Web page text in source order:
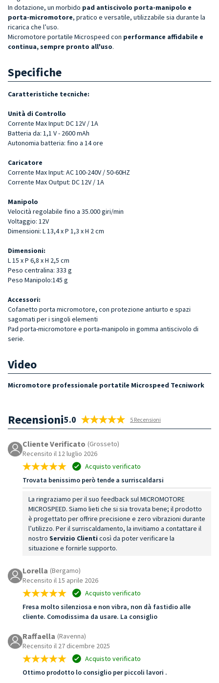
In dotazione, un morbido pad antiscivolo porta-manipolo e
porta-micromotore, pratico e versatile, utilizzabile sia durante la
ricarica che l’uso.
Micromotore portatile Microspeed con performance affidabile e
continua, sempre pronto all'uso.
Specifiche
Caratteristiche tecniche:
Unità di Controllo
Corrente Max Input: DC 12V / 1A
Batteria da: 1,1 V - 2600 mAh
Autonomia batteria: fino a 14 ore
Caricatore
Corrente Max Input: AC 100-240V / 50-60HZ
Corrente Max Output: DC 12V / 1A
Manipolo
Velocità regolabile fino a 35.000 giri/min
Voltaggio: 12V
Dimensioni: L 13,4x P 1,3 x H 2 cm
Dimensioni:
L 15 x P 6,8 x H 2,5 cm
Peso centralina: 333 g
Peso Manipolo:145 g
Accessori:
Cofanetto porta micromotore, con protezione antiurto e spazi
sagomati per i singoli elementi
Pad porta-micromotore e porta-manipolo in gomma antiscivolo di
serie.
Video
Micromotore professionale portatile Microspeed Tecniwork
Recensioni5.0 5 Recensioni
Cliente Verificato (Grosseto)
Recensito il 12 luglio 2026
Acquisto verificato
Trovata benissimo però tende a surriscaldarsi
La ringraziamo per il suo feedback sul MICROMOTORE
MICROSPEED. Siamo lieti che si sia trovata bene; il prodotto
è progettato per offrire precisione e zero vibrazioni durante
l’utilizzo. Per il surriscaldamento, la invitiamo a contattare il
nostro Servizio Clienti così da poter verificare la
situazione e fornirle supporto.
Lorella (Bergamo)
Recensito il 15 aprile 2026
Acquisto verificato
Fresa molto silenziosa e non vibra, non dà fastidio alle
cliente. Comodissima da usare. La consiglio
Raffaella (Ravenna)
Recensito il 27 dicembre 2025
Acquisto verificato
Ottimo prodotto lo consiglio per piccoli lavori .